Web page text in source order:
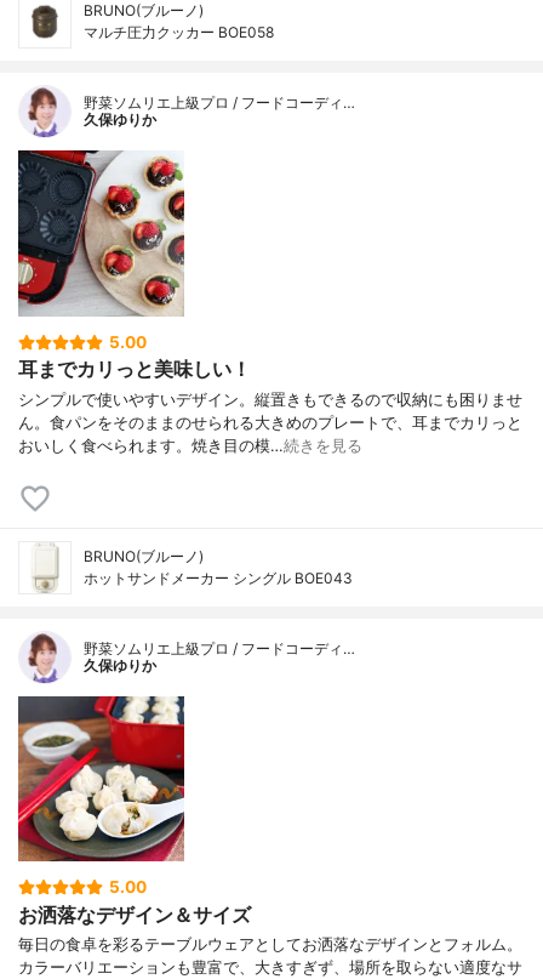
BRUNO(ブルーノ)
マルチ圧力クッカー BOE058
野菜ソムリエ上級プロ / フードコーディ…
久保ゆりか
5.00
耳までカリっと美味しい！
シンプルで使いやすいデザイン。縦置きもできるので収納にも困りませ
ん。食パンをそのままのせられる大きめのプレートで、耳までカリっと
おいしく食べられます。焼き目の模…続きを見る
BRUNO(ブルーノ)
ホットサンドメーカー シングル BOE043
野菜ソムリエ上級プロ / フードコーディ…
久保ゆりか
5.00
お洒落なデザイン＆サイズ
毎日の食卓を彩るテーブルウェアとしてお洒落なデザインとフォルム。
カラーバリエーションも豊富で、大きすぎず、場所を取らない適度なサ